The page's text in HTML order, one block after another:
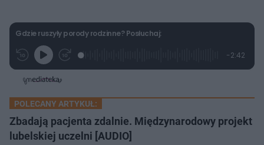
Gdzie ruszyły porody rodzinne? Posłuchaj:
G
j
P
z
e
w
ń
1
0
s
d
o
z
ń
1
0
s
d
o
a
:
9
.
2
1
%
P
o
ł
a
s
-2:42
POLECANY ARTYKUŁ:
Zbadają pacjenta zdalnie. Międzynarodowy projekt
lubelskiej uczelni [AUDIO]